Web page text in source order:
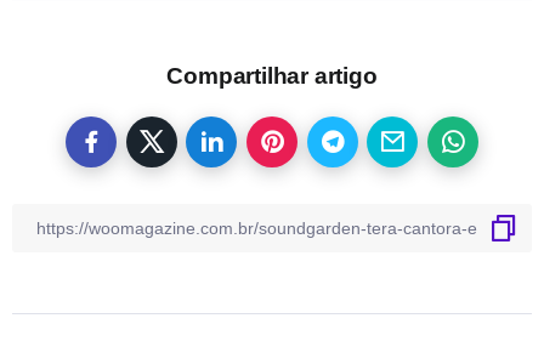
Compartilhar artigo